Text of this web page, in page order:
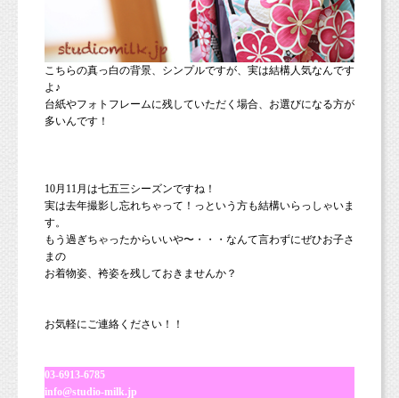
こちらの真っ白の背景、シンプルですが、実は結構人気なんです
よ♪
台紙やフォトフレームに残していただく場合、お選びになる方が
多いんです！
10月11月は七五三シーズンですね！
実は去年撮影し忘れちゃって！っという方も結構いらっしゃいま
す。
もう過ぎちゃったからいいや〜・・・なんて言わずにぜひお子さ
まの
お着物姿、袴姿を残しておきませんか？
お気軽にご連絡ください！！
03-6913-6785
info@studio-milk.jp